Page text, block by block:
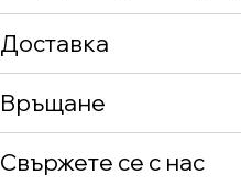
Доставка
Връщане
Свържете се с нас